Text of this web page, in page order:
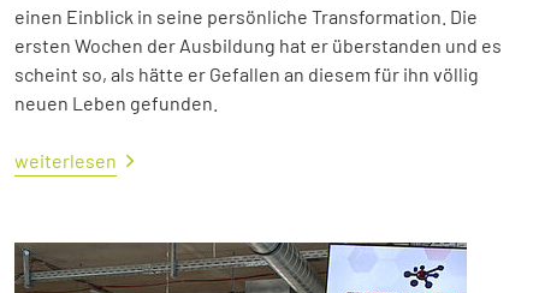
einen Einblick in seine persönliche Transformation. Die
ersten Wochen der Ausbildung hat er überstanden und es
scheint so, als hätte er Gefallen an diesem für ihn völlig
neuen Leben gefunden.
weiterlesen